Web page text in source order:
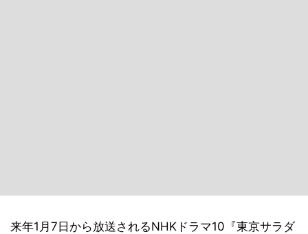
来年1月7日から放送されるNHKドラマ10『東京サラダ